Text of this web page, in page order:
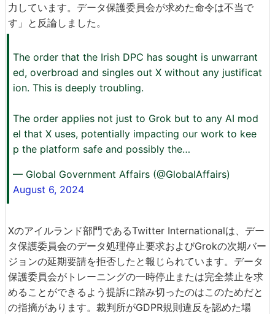
力しています。データ保護委員会が求めた命令は不当で
す」と反論しました。
The order that the Irish DPC has sought is unwarrant
ed, overbroad and singles out X without any justificat
ion. This is deeply troubling.
The order applies not just to Grok but to any AI mod
el that X uses, potentially impacting our work to kee
p the platform safe and possibly the…
— Global Government Affairs (@GlobalAffairs)
August 6, 2024
Xのアイルランド部門であるTwitter Internationalは、デー
タ保護委員会のデータ処理停止要求およびGrokの次期バー
ジョンの延期要請を拒否したと報じられています。データ
保護委員会がトレーニングの一時停止または完全禁止を求
めることができるよう提訴に踏み切ったのはこのためだと
の指摘があります。裁判所がGDPR規則違反を認めた場